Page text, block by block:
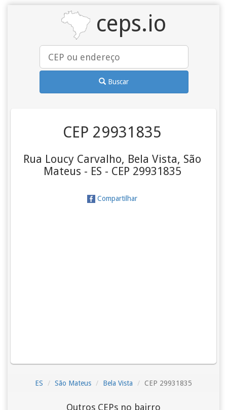
ceps.io
Buscar
CEP 29931835
Rua Loucy Carvalho, Bela Vista, São
Mateus - ES - CEP 29931835
Compartilhar
ES São Mateus Bela Vista CEP 29931835
Outros CEPs no bairro